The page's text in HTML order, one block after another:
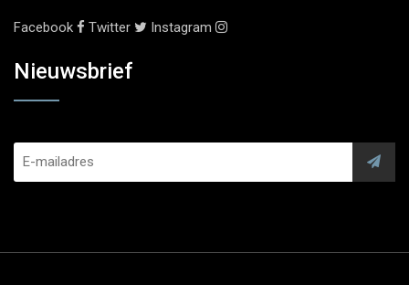
Facebook Twitter Instagram
Nieuwsbrief